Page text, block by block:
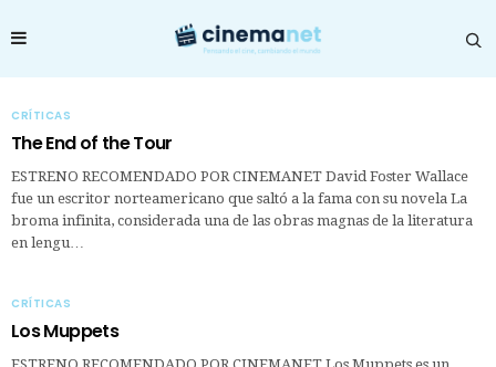
CRÍTICAS
The End of the Tour
ESTRENO RECOMENDADO POR CINEMANET David Foster Wallace
fue un escritor norteamericano que saltó a la fama con su novela La
broma infinita, considerada una de las obras magnas de la literatura
en lengu…
CRÍTICAS
Los Muppets